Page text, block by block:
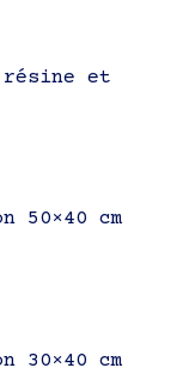
résine et
50×40 cm
30×40 cm